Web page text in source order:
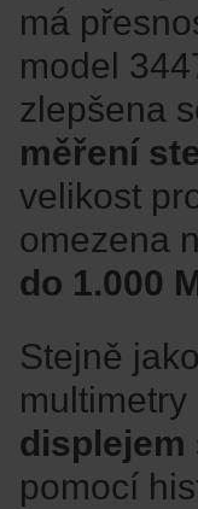
má
model
zlepšena
měření
velikost
omezena
do 1.000
Stejně
displejem
pomocí